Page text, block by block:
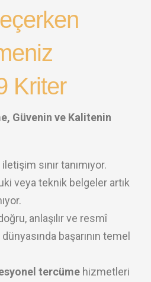
Kriter
Güvenin ve Kalitenin
sınır tanımıyor.
veya teknik belgeler artık
anlaşılır ve resmî
başarının temel
tercüme hizmetleri